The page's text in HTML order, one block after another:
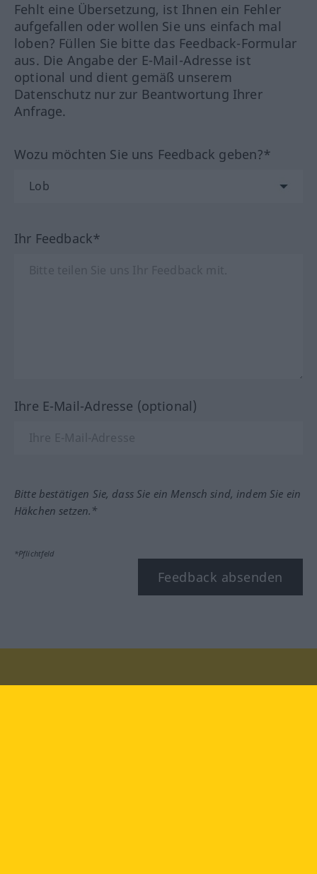
Fehlt eine Übersetzung, ist Ihnen ein Fehler
aufgefallen oder wollen Sie uns einfach mal
loben? Füllen Sie bitte das Feedback-Formular
aus. Die Angabe der E-Mail-Adresse ist
optional und dient gemäß unserem
Datenschutz nur zur Beantwortung Ihrer
Anfrage.
Wozu möchten Sie uns Feedback geben?*
Ihr Feedback*
Ihre E-Mail-Adresse (optional)
Bitte bestätigen Sie, dass Sie ein Mensch sind, indem Sie ein
Häkchen setzen.*
*Pflichtfeld
Feedback absenden